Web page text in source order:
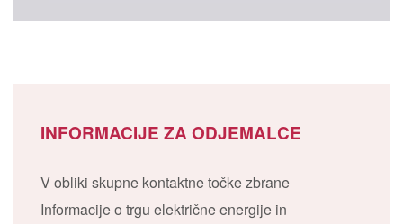
INFORMACIJE ZA ODJEMALCE
V obliki skupne kontaktne točke zbrane
Informacije o trgu električne energije in